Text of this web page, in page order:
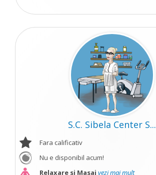
S.C. Sibela Center S...
Fara calificativ
Nu e disponibil acum!
Relaxare si Masaj vezi mai mult